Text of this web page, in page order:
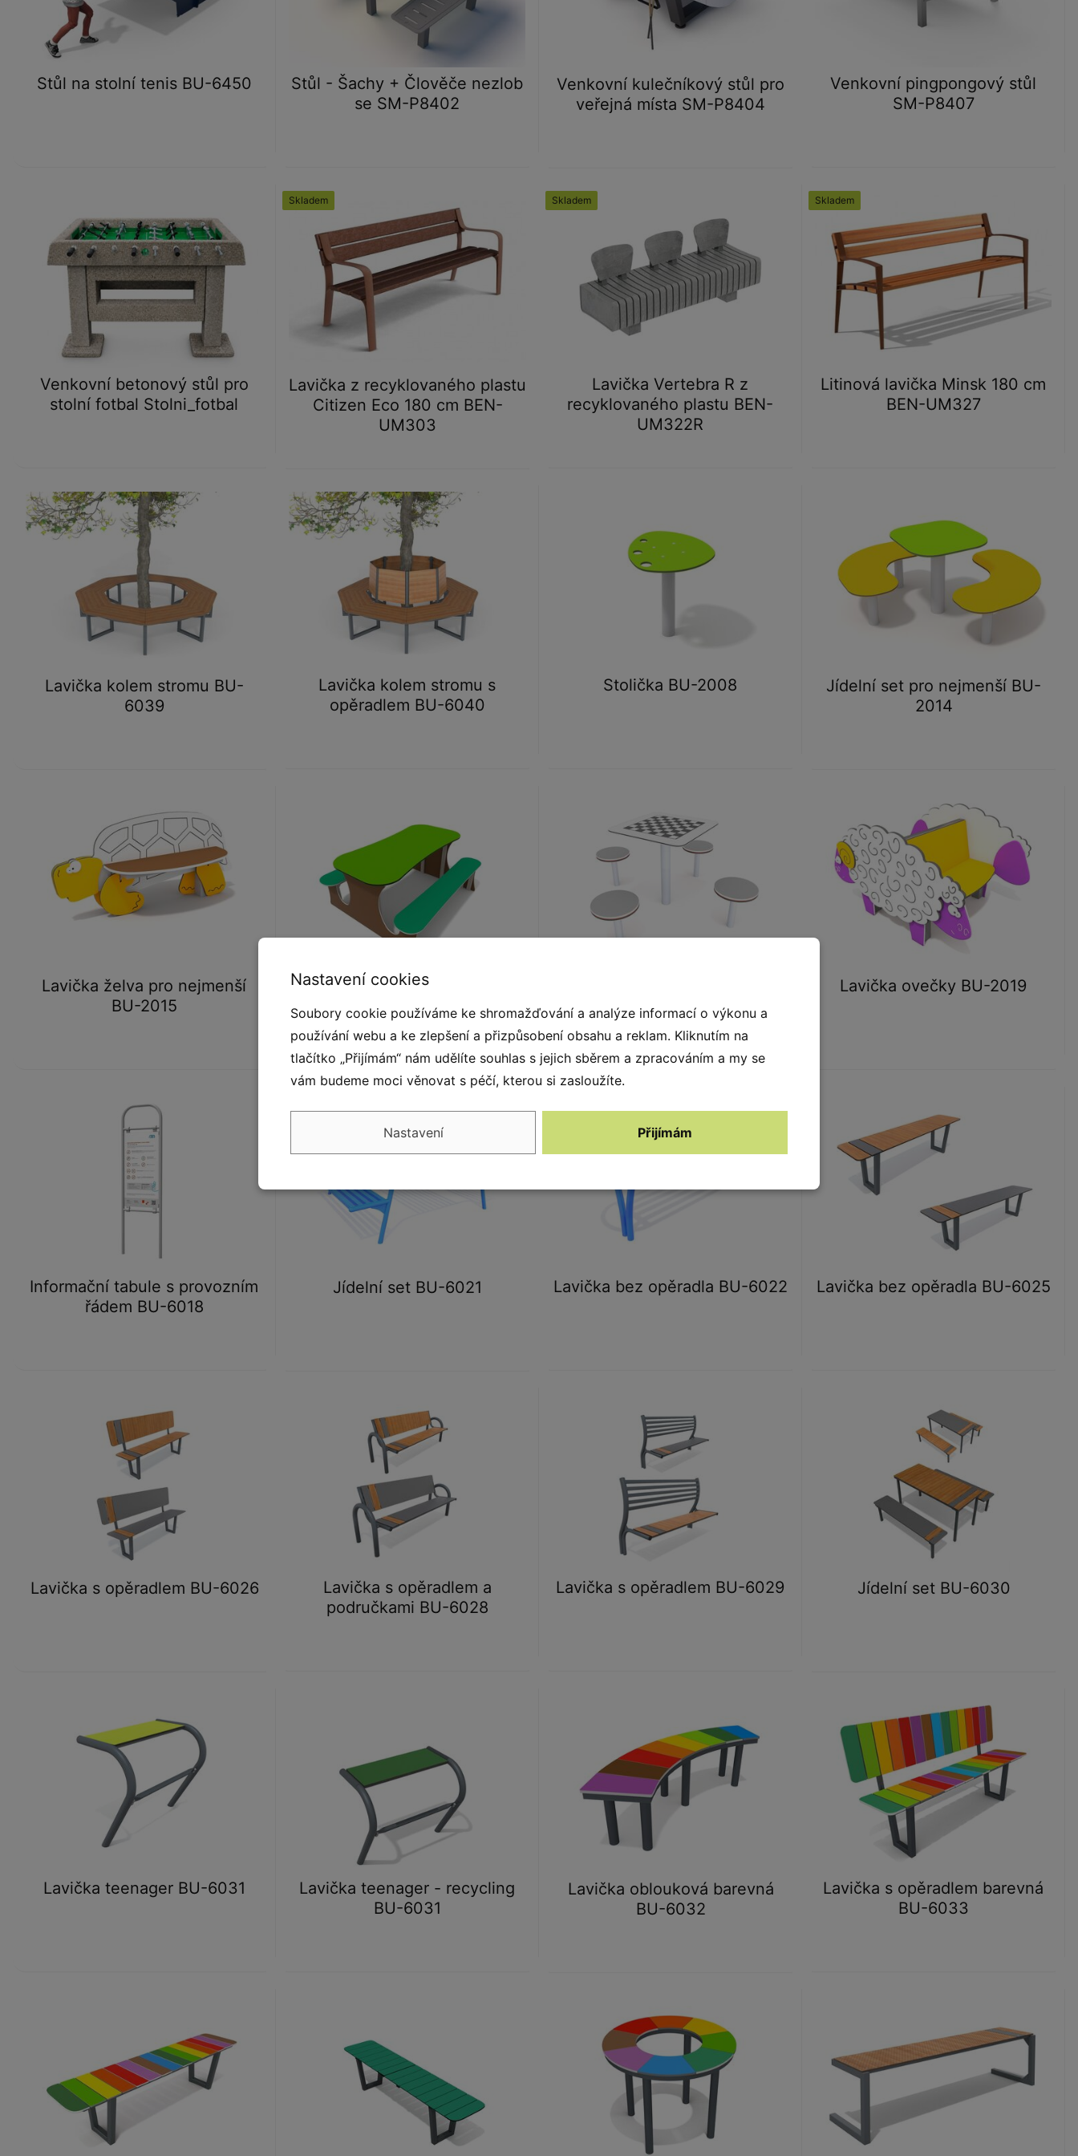
Stůl na stolní tenis BU-6450
Stůl - Šachy + Člověče nezlob
se SM-P8402
Venkovní kulečníkový stůl pro
veřejná místa SM-P8404
Venkovní pingpongový stůl
SM-P8407
Venkovní betonový stůl pro
stolní fotbal Stolni_fotbal
Lavička z recyklovaného plastu
Citizen Eco 180 cm BEN-
UM303
Skladem
Lavička Vertebra R z
recyklovaného plastu BEN-
UM322R
Skladem
Litinová lavička Minsk 180 cm
BEN-UM327
Skladem
Lavička kolem stromu BU-
6039
Lavička kolem stromu s
opěradlem BU-6040
Stolička BU-2008
Jídelní set pro nejmenší BU-
2014
Lavička želva pro nejmenší
BU-2015
Jídelní set BU-2016
BU-2017
Lavička ovečky BU-2019
Informační tabule s provozním
řádem BU-6018
Jídelní set BU-6021 Lavička bez opěradla BU-6022 Lavička bez opěradla BU-6025
Lavička s opěradlem BU-6026
Lavička s opěradlem a
područkami BU-6028
Lavička s opěradlem BU-6029 Jídelní set BU-6030
Lavička teenager BU-6031
Lavička teenager - recycling
BU-6031
Lavička oblouková barevná
BU-6032
Lavička s opěradlem barevná
BU-6033
Nastavení cookies
Soubory cookie používáme ke shromažďování a analýze informací o výkonu a
používání webu a ke zlepšení a přizpůsobení obsahu a reklam. Kliknutím na
tlačítko „Přijímám“ nám udělíte souhlas s jejich sběrem a zpracováním a my se
vám budeme moci věnovat s péčí, kterou si zasloužíte.
Nastavení Přijímám